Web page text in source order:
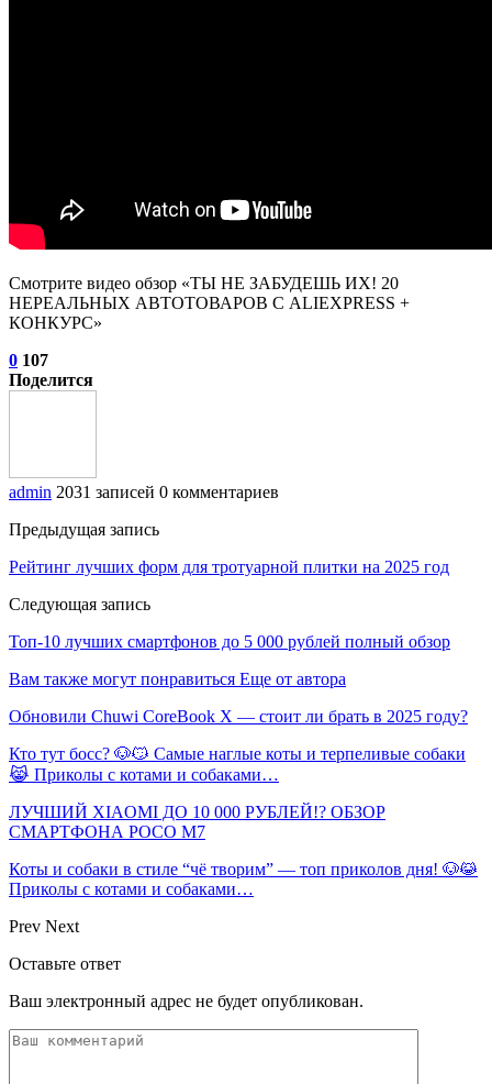
Смотрите видео обзор «ТЫ НЕ ЗАБУДЕШЬ ИХ! 20
НЕРЕАЛЬНЫХ АВТОТОВАРОВ С ALIEXPRESS +
КОНКУРС»
0 107
Поделится
admin 2031 записей 0 комментариев
Предыдущая запись
Рейтинг лучших форм для тротуарной плитки на 2025 год
Следующая запись
Топ-10 лучших смартфонов до 5 000 рублей полный обзор
Вам также могут понравиться Еще от автора
Обновили Chuwi CoreBook X — стоит ли брать в 2025 году?
Кто тут босс? 🐶😼 Самые наглые коты и терпеливые собаки
😹 Приколы с котами и собаками…
ЛУЧШИЙ XIAOMI ДО 10 000 РУБЛЕЙ!? ОБЗОР
СМАРТФОНА POCO M7
Коты и собаки в стиле “чё творим” — топ приколов дня! 🐶😹
Приколы с котами и собаками…
Prev Next
Оставьте ответ
Ваш электронный адрес не будет опубликован.